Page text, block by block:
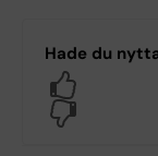
Hade du